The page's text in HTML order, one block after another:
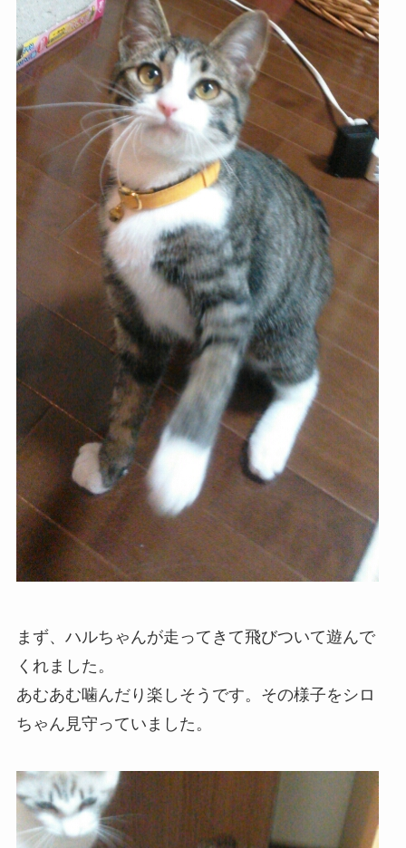
まず、ハルちゃんが走ってきて飛びついて遊んで
くれました。
あむあむ噛んだり楽しそうです。その様子をシロ
ちゃん見守っていました。